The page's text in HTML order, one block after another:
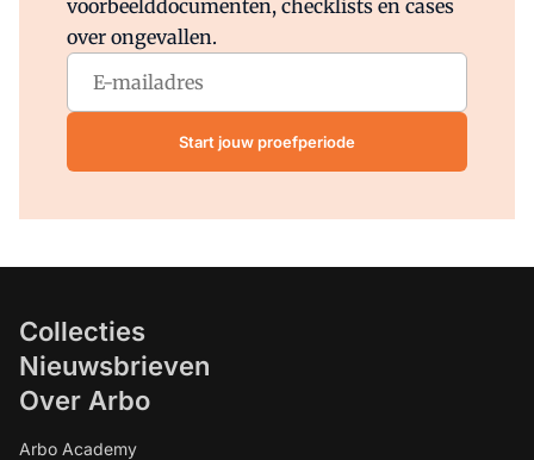
voorbeelddocumenten, checklists en cases
over ongevallen.
Start jouw proefperiode
Collecties
Nieuwsbrieven
Over Arbo
Arbo Academy